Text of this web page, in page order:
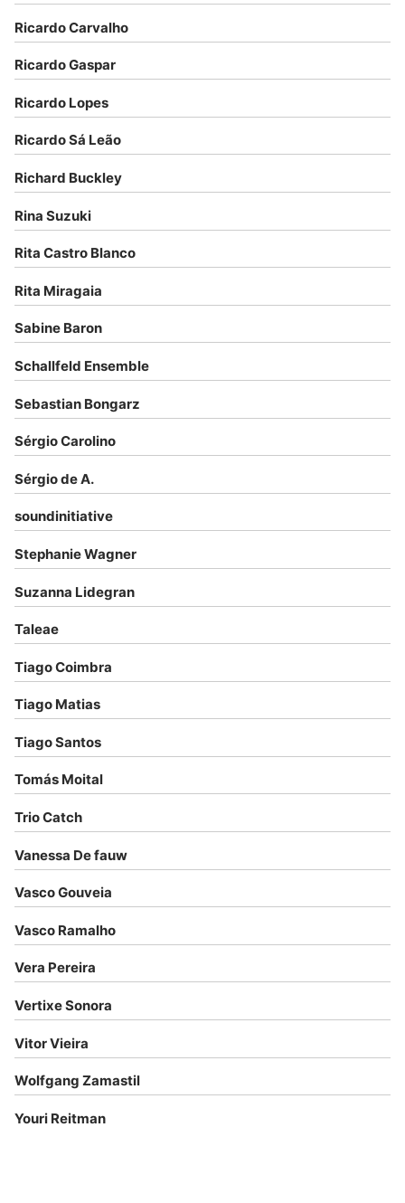
Ricardo Carvalho
Ricardo Gaspar
Ricardo Lopes
Ricardo Sá Leão
Richard Buckley
Rina Suzuki
Rita Castro Blanco
Rita Miragaia
Sabine Baron
Schallfeld Ensemble
Sebastian Bongarz
Sérgio Carolino
Sérgio de A.
soundinitiative
Stephanie Wagner
Suzanna Lidegran
Taleae
Tiago Coimbra
Tiago Matias
Tiago Santos
Tomás Moital
Trio Catch
Vanessa De fauw
Vasco Gouveia
Vasco Ramalho
Vera Pereira
Vertixe Sonora
Vitor Vieira
Wolfgang Zamastil
Youri Reitman